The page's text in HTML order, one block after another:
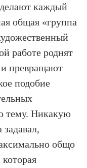
каждый
общая «группа
работе роднят
и превращают
подобие
тему. Никакую
общо